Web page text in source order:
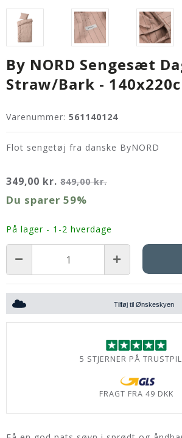
By NORD Sengesæt
Straw/Bark -
Varenummer: 561140124
Flot sengetøj fra danske ByNORD
349,00 kr. 849,00 kr.
Du sparer 59%
På lager - 1-2 hverdage
Tilføj til Ønskeskyen
5 STJERNER PÅ
FRAGT FRA 49 DKK